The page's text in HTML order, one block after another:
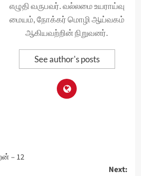
எழுதி வருபவர். வல்லமை உயராய்வு
மையம், நோக்கர் மொழி ஆய்வகம்
ஆகியவற்றின் நிறுவனர்.
See author's posts
– 12
Next: